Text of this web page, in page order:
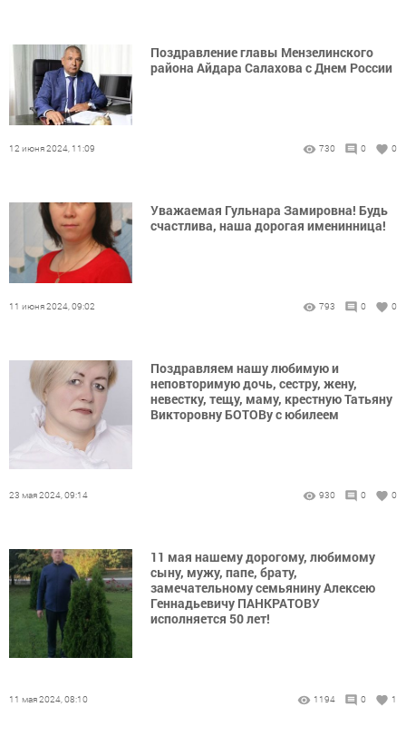
Поздравление главы Мензелинского
района Айдара Салахова с Днем России
12 июня 2024, 11:09 730 0 0
Уважаемая Гульнара Замировна! Будь
счастлива, наша дорогая именинница!
11 июня 2024, 09:02 793 0 0
Поздравляем нашу любимую и
неповторимую дочь, сестру, жену,
невестку, тещу, маму, крестную Татьяну
Викторовну БОТОВу с юбилеем
23 мая 2024, 09:14 930 0 0
11 мая нашему дорогому, любимому
сыну, мужу, папе, брату,
замечательному семьянину Алексею
Геннадьевичу ПАНКРАТОВУ
исполняется 50 лет!
11 мая 2024, 08:10 1194 0 1